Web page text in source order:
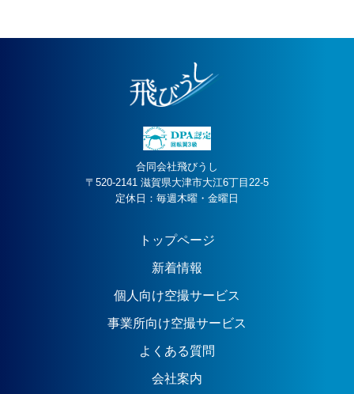
合同会社飛びうし
〒520-2141 滋賀県大津市大江6丁目22-5
定休日：毎週木曜・金曜日
トップページ
新着情報
個人向け空撮サービス
事業所向け空撮サービス
よくある質問
会社案内